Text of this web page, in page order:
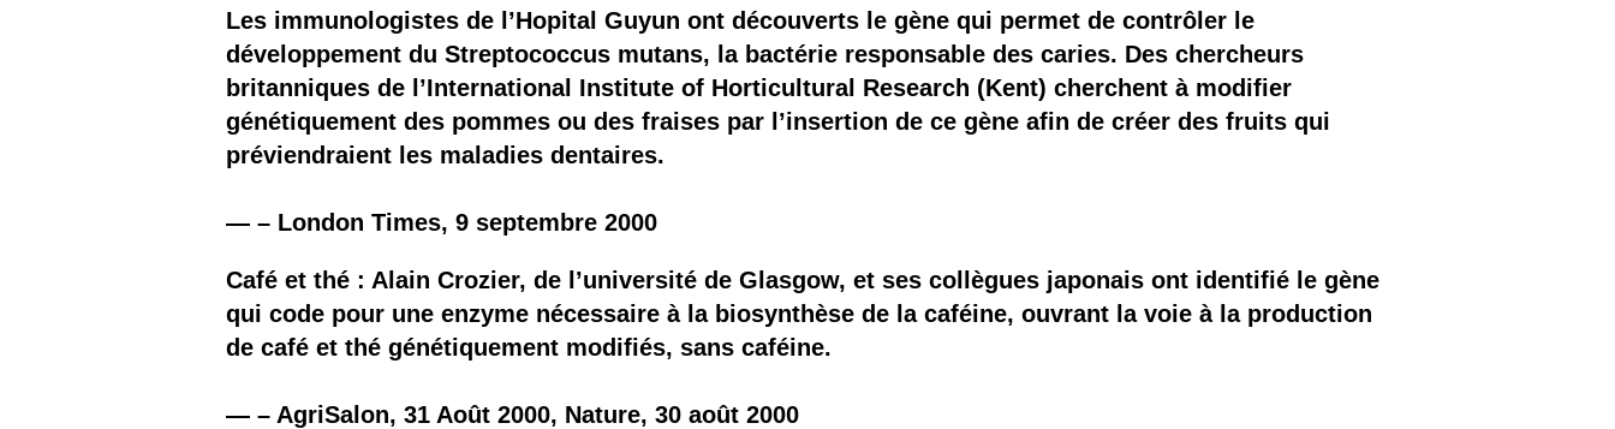
Il y a semence…. et semence
Quels sont les avantages et les inconvénients des OGM ?
Les immunologistes de l’Hopital Guyun ont découverts le gène qui permet de contrôler le
développement du Streptococcus mutans, la bactérie responsable des caries. Des chercheurs
britanniques de l’International Institute of Horticultural Research (Kent) cherchent à modifier
génétiquement des pommes ou des fraises par l’insertion de ce gène afin de créer des fruits qui
préviendraient les maladies dentaires.
— – London Times, 9 septembre 2000
Café et thé : Alain Crozier, de l’université de Glasgow, et ses collègues japonais ont identifié le gène
qui code pour une enzyme nécessaire à la biosynthèse de la caféine, ouvrant la voie à la production
de café et thé génétiquement modifiés, sans caféine.
— – AgriSalon, 31 Août 2000, Nature, 30 août 2000